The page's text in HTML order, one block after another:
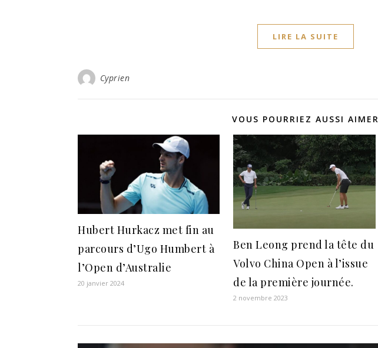
LIRE LA SUITE
Cyprien
VOUS POURRIEZ AUSSI AIMER
Hubert Hurkacz met fin au
parcours d’Ugo Humbert à
l’Open d’Australie
20 janvier 2024
Ben Leong prend la tête du
Volvo China Open à l’issue
de la première journée.
2 novembre 2023